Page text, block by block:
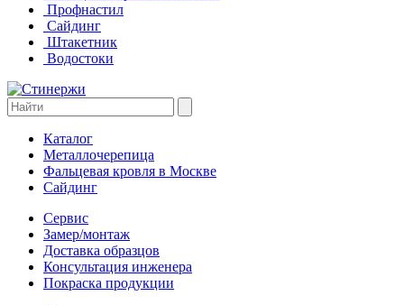
Профнастил
Сайдинг
Штакетник
Водостоки
Каталог
Металлочерепица
Фальцевая кровля в Москве
Сайдинг
Сервис
Замер/монтаж
Доставка образцов
Консультация инженера
Покраска продукции